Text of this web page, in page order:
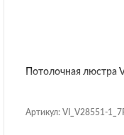
Потолочная люстра
Артикул: VI_V28551-